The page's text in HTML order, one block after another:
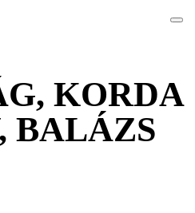
KORDA
BALÁZS